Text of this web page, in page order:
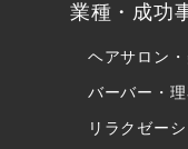
業種・成功
ヘアサロン
バーバー・理
リラクゼー